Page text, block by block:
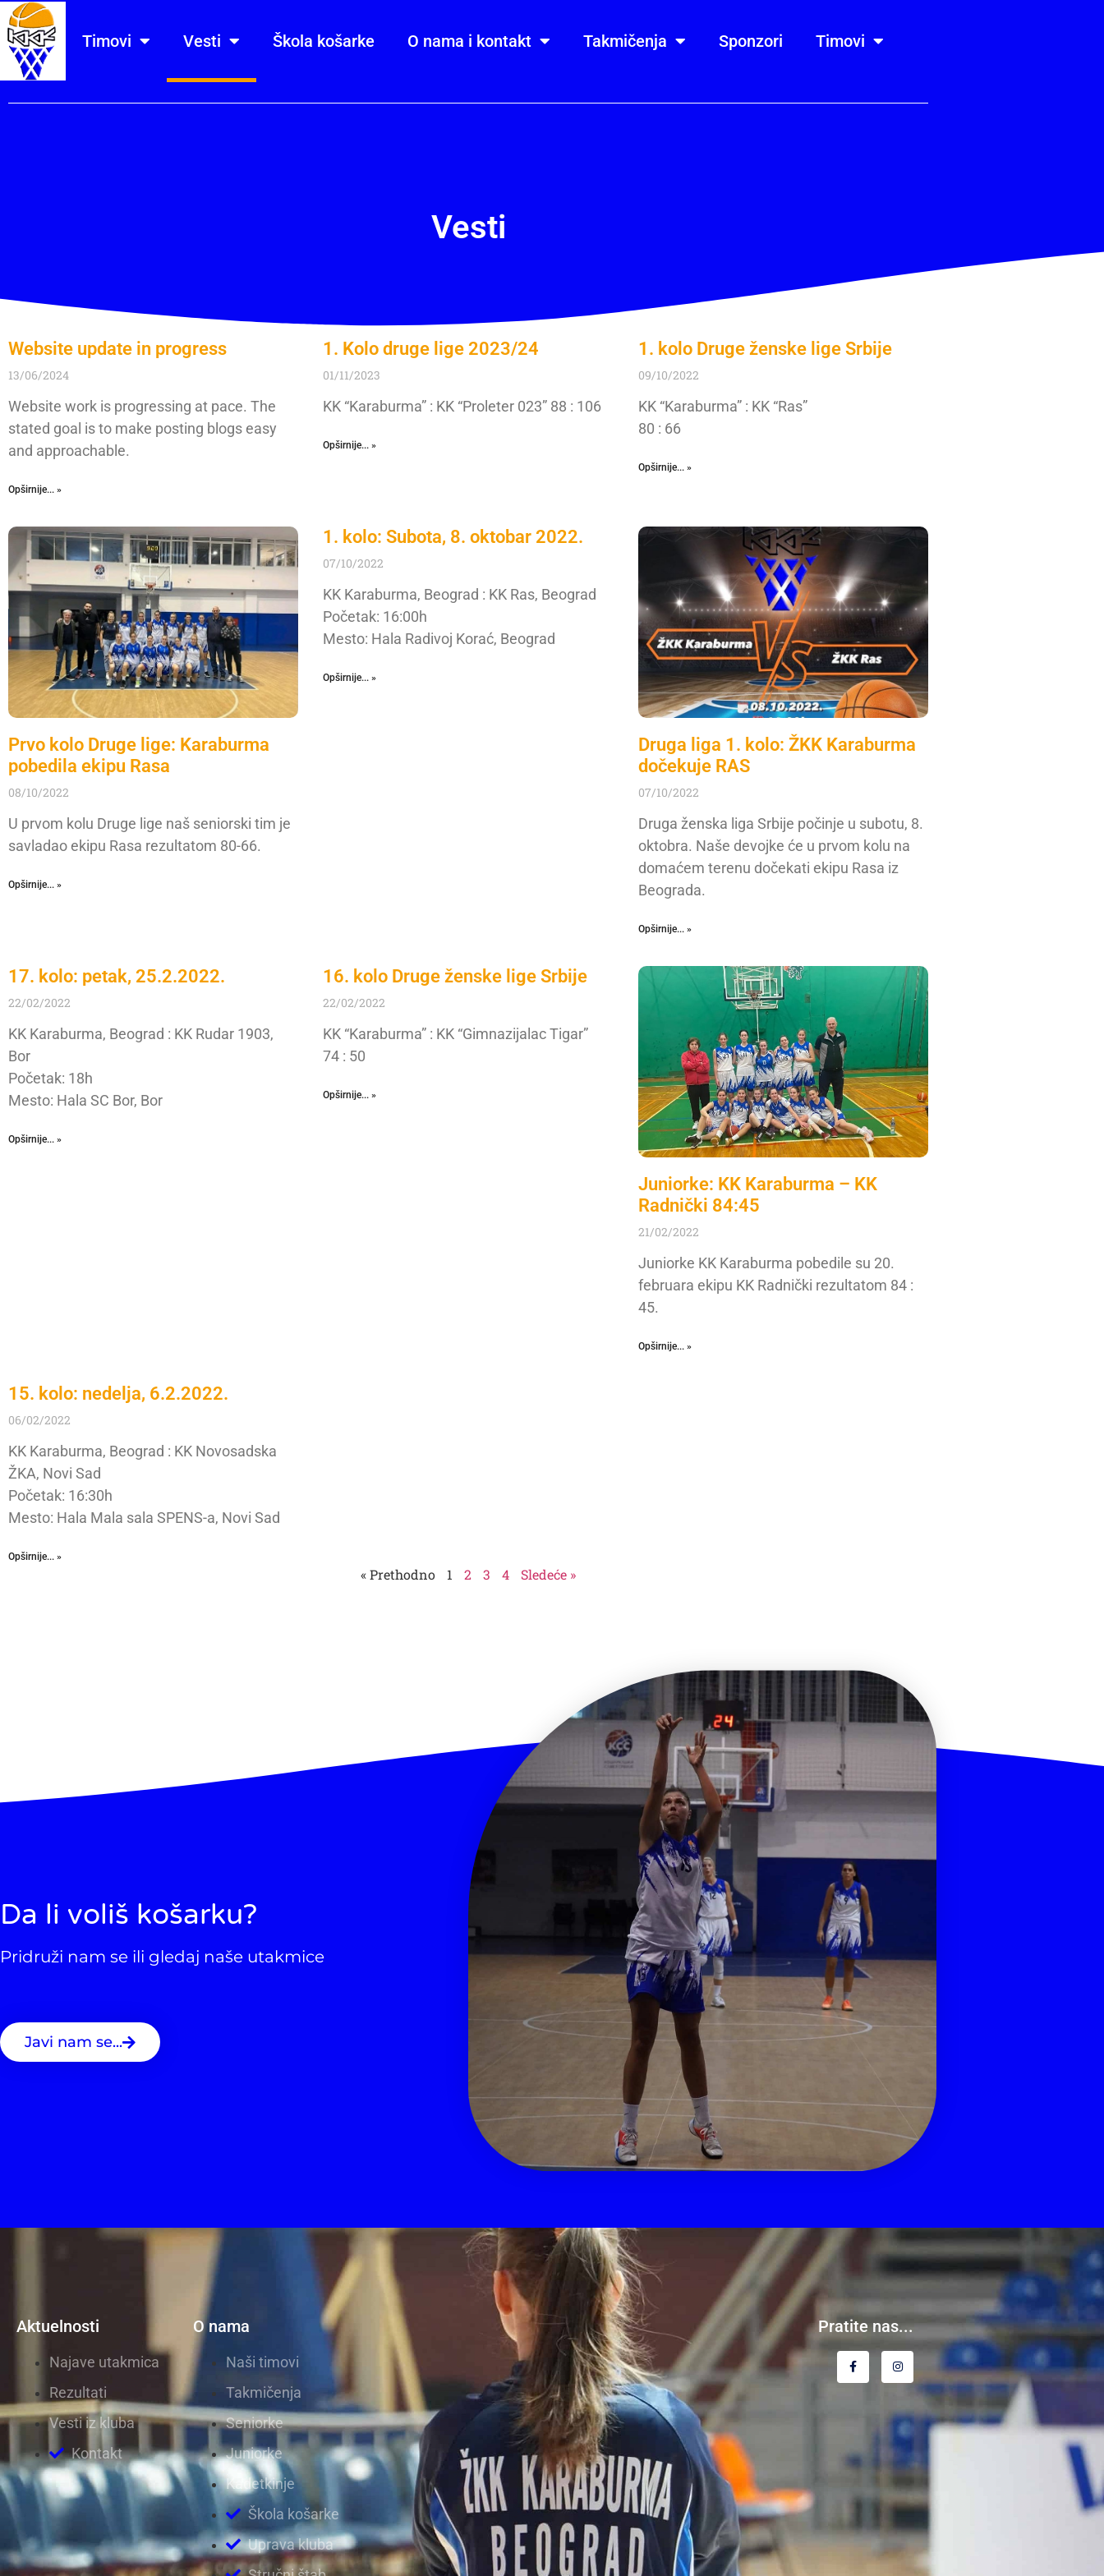
Timovi Vesti Škola košarke O nama i kontakt Takmičenja Sponzori Timovi
Vesti
Website update in progress
13/06/2024
Website work is progressing at pace. The
stated goal is to make posting blogs easy
and approachable.
Opširnije... »
1. Kolo druge lige 2023/24
01/11/2023
KK “Karaburma” : KK “Proleter 023” 88 : 106
Opširnije... »
1. kolo Druge ženske lige Srbije
09/10/2022
KK “Karaburma” : KK “Ras”
80 : 66
Opširnije... »
Prvo kolo Druge lige: Karaburma
pobedila ekipu Rasa
08/10/2022
U prvom kolu Druge lige naš seniorski tim je
savladao ekipu Rasa rezultatom 80-66.
Opširnije... »
1. kolo: Subota, 8. oktobar 2022.
07/10/2022
KK Karaburma, Beograd : KK Ras, Beograd
Početak: 16:00h
Mesto: Hala Radivoj Korać, Beograd
Opširnije... »
Druga liga 1. kolo: ŽKK Karaburma
dočekuje RAS
07/10/2022
Druga ženska liga Srbije počinje u subotu, 8.
oktobra. Naše devojke će u prvom kolu na
domaćem terenu dočekati ekipu Rasa iz
Beograda.
Opširnije... »
17. kolo: petak, 25.2.2022.
22/02/2022
KK Karaburma, Beograd : KK Rudar 1903,
Bor
Početak: 18h
Mesto: Hala SC Bor, Bor
Opširnije... »
16. kolo Druge ženske lige Srbije
22/02/2022
KK “Karaburma” : KK “Gimnazijalac Tigar”
74 : 50
Opširnije... »
Juniorke: KK Karaburma – KK
Radnički 84:45
21/02/2022
Juniorke KK Karaburma pobedile su 20.
februara ekipu KK Radnički rezultatom 84 :
45.
Opširnije... »
15. kolo: nedelja, 6.2.2022.
06/02/2022
KK Karaburma, Beograd : KK Novosadska
ŽKA, Novi Sad
Početak: 16:30h
Mesto: Hala Mala sala SPENS-a, Novi Sad
Opširnije... »
« Prethodno 1 2 3 4 Sledeće »
Da li voliš košarku?
Pridruži nam se ili gledaj naše utakmice
Javi nam se...
Aktuelnosti
Najave utakmica
Rezultati
Vesti iz kluba
Kontakt
O nama
Naši timovi
Takmičenja
Seniorke
Juniorke
Kadetkinje
Škola košarke
Uprava kluba
Pratite nas...